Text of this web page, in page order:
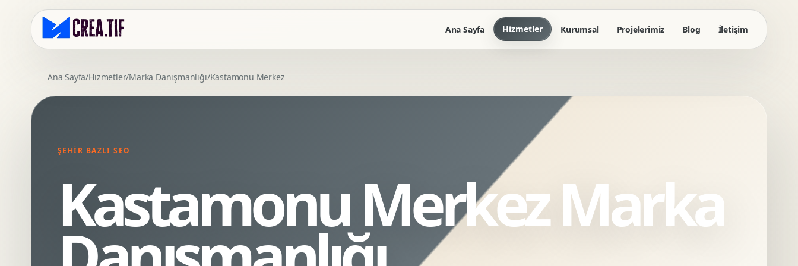
Ana Sayfa Hizmetler
Kurumsal Web Tasarim
SEO Uyumlu Web Tasarim
Webflow Web Tasarim
Framer Web Tasarim
Kurumsal Site Yenileme
Prototip Tasarimi
Dashboard UI Tasarimi
Conversion UX Optimizasyonu
Kurumsal Dokuman Tasarimi
Ofis Ici Gorsel Kimlik
Kurumsal Katalog Tasarimi
Kurumsal Projelerimiz Blog İletişim
Ana Sayfa/Hizmetler/Marka Danışmanlığı/Kastamonu Merkez
ŞEHIR BAZLI SEO
Kastamonu Merkez Marka